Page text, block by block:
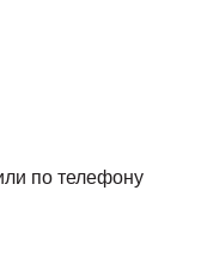
по телефону